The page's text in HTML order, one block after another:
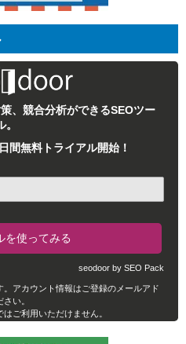
、競合分析ができるSEOツー
。
間無料トライアル開始！
seodoor by SEO Pack
アカウント情報はご登録のメールアド
い。
ご利用いただけません。